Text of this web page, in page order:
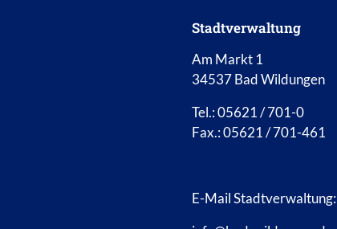
Stadtverwaltung
Am Markt 1
34537 Bad Wildungen
Tel.: 05621 / 701-0
Fax.: 05621 / 701-461
E-Mail Stadtverwaltung: